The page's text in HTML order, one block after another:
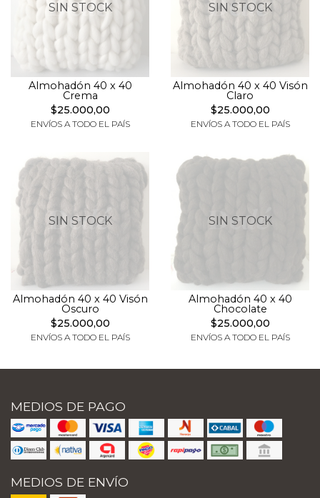
SIN STOCK
Almohadón 40 x 40
Crema
$25.000,00
ENVÍOS A TODO EL PAÍS
SIN STOCK
Almohadón 40 x 40 Visón
Claro
$25.000,00
ENVÍOS A TODO EL PAÍS
SIN STOCK
Almohadón 40 x 40 Visón
Oscuro
$25.000,00
ENVÍOS A TODO EL PAÍS
SIN STOCK
Almohadón 40 x 40
Chocolate
$25.000,00
ENVÍOS A TODO EL PAÍS
MEDIOS DE PAGO
MEDIOS DE ENVÍO